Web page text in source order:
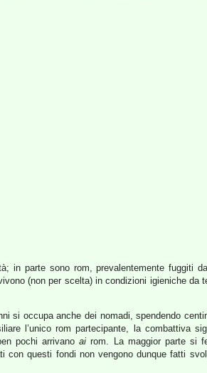
in parte sono rom, prevalentemente fuggiti
(non per scelta) in condizioni igieniche
si occupa anche dei nomadi, spendendo
l’unico rom partecipante, la combattiva
pochi arrivanoai rom. La maggior parte si
questi fondi non vengono dunque fatti